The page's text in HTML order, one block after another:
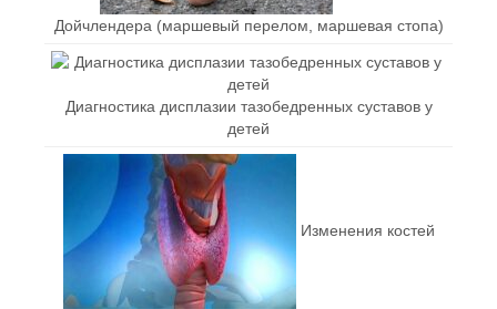
Дойчлендера (маршевый перелом, маршевая стопа)
Диагностика дисплазии тазобедренных суставов у
детей
Изменения костей